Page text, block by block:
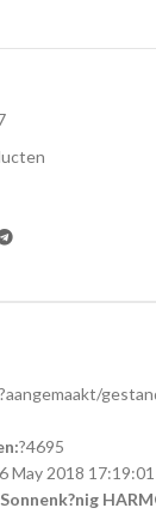
?aangemaakt/
:?4695
May 2018 17:19:01